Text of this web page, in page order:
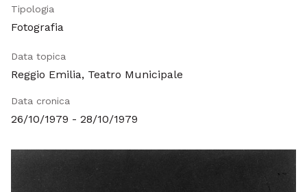
Tipologia
Fotografia
Data topica
Reggio Emilia, Teatro Municipale
Data cronica
26/10/1979 - 28/10/1979